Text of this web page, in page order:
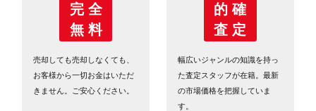
完 全
無 料
売却しても売却しなくても、
お客様から一切お金はいただ
きません。ご安心ください。
的 確
査 定
幅広いジャンルの知識を持っ
た査定スタッフが在籍。最新
の市場価格を把握していま
す。